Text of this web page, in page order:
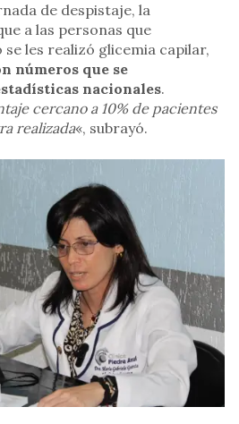
de despistaje, la
a las personas que
les realizó glicemia capilar,
números que se
nacionales.
cercano a 10% de pacientes
realizada«, subrayó.